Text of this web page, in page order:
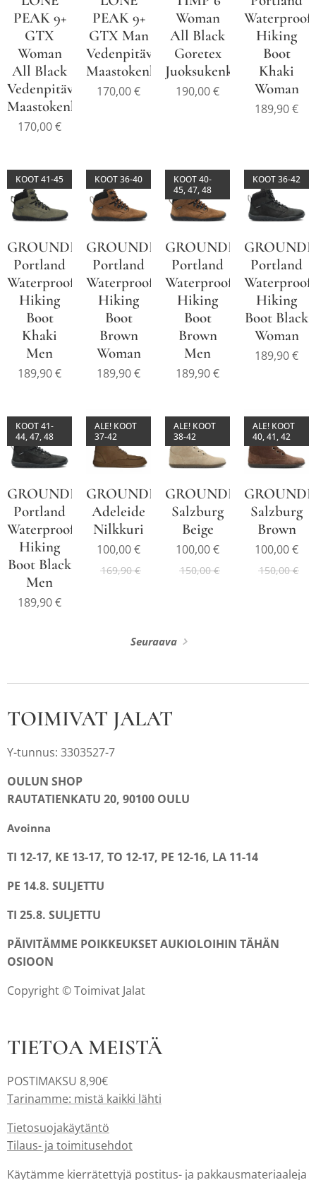
PEAK 9+
GTX
Woman
All Black
Vedenpitävä
Maastokenkä
170,00€
PEAK 9+
GTX Man
Vedenpitävä
Maastokenkä
170,00€
Woman
All Black
Goretex
Juoksukenkä
190,00€
Waterproof
Hiking
Boot
Khaki
Woman
189,90€
GROUNDIES®
Portland
Waterproof
Hiking
Boot
Khaki
Men
KOOT 41-45
189,90€
GROUNDIES®
Portland
Waterproof
Hiking
Boot
Brown
Woman
KOOT 36-40
189,90€
GROUNDIES®
Portland
Waterproof
Hiking
Boot
Brown
Men
KOOT 40-
45, 47, 48
189,90€
Portland
Waterproof
Hiking
Boot Black
Woman
KOOT 36-42
189,90€
GROUNDIES®
Portland
Waterproof
Hiking
Boot Black
Men
KOOT 41-
44, 47, 48
189,90€
GROUNDIES®
Adeleide
Nilkkuri
ALE! KOOT
37-42
100,00€
169,90€
GROUNDIES®
Salzburg
Beige
ALE! KOOT
38-42
100,00€
150,00€
Salzburg
Brown
ALE! KOOT
40, 41, 42
100,00€
150,00€
Seuraava
TOIMIVAT JALAT
Y-tunnus: 3303527-7
OULUN SHOP
RAUTATIENKATU 20, 90100 OULU
Avoinna
TI 12-17, KE 13-17, TO 12-17, PE 12-16, LA 11-14
PE 14.8. SULJETTU
TI 25.8. SULJETTU
PÄIVITÄMME POIKKEUKSET AUKIOLOIHIN TÄHÄN
OSIOON
Copyright © Toimivat Jalat
TIETOA MEISTÄ
POSTIMAKSU 8,90€
Tarinamme: mistä kaikki lähti
Tietosuojakäytäntö
Tilaus- ja toimitusehdot
Käytämme kierrätettyjä postitus- ja pakkausmateriaaleja